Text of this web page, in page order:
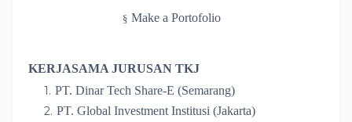
§ Make a Portofolio
KERJASAMA JURUSAN TKJ
PT. Dinar Tech Share-E (Semarang)
PT. Global Investment Institusi (Jakarta)